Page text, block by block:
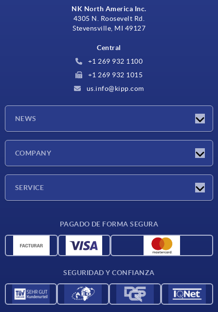
NK North America Inc.
4305 N. Roosevelt Rd.
Stevensville, MI 49127
Central
+1 269 932 1100
+1 269 932 1015
us.info@kipp.com
NEWS
COMPANY
SERVICE
Materiales
PAGADO DE FORMA SEGURA
SEGURIDAD Y CONFIANZA